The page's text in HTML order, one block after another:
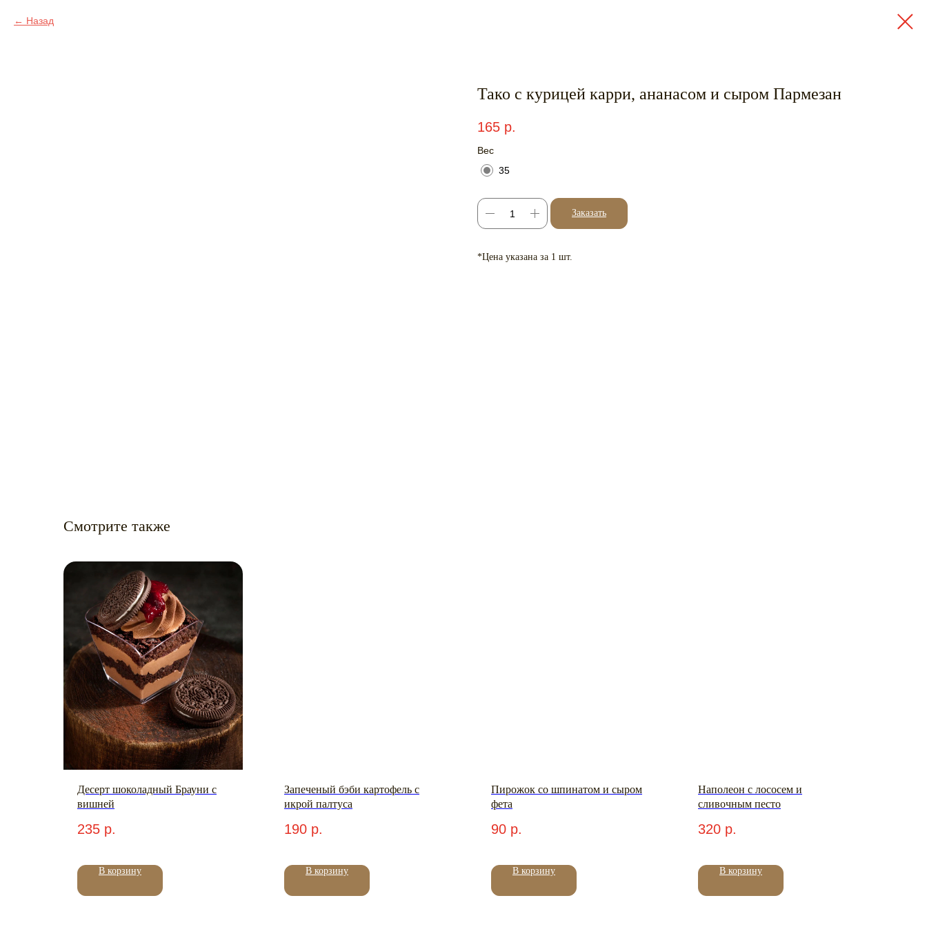
Назад
Тако с курицей карри, ананасом и сыром Пармезан
165 р.
Вес
35
Заказать
*Цена указана за 1 шт.
Смотрите также
Десерт шоколадный Брауни с
вишней
235 р.
В корзину
Запеченый бэби картофель с
икрой палтуса
190 р.
В корзину
Пирожок со шпинатом и сыром
фета
90 р.
В корзину
Наполеон с лососем и
сливочным песто
320 р.
В корзину